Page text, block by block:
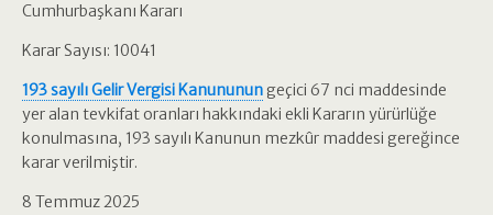
Cumhurbaşkanı Kararı
Karar Sayısı: 10041
193 sayılı Gelir Vergisi Kanununungeçici 67 nci maddesinde
yer alan tevkifat oranları hakkındaki ekli Kararın yürürlüğe
konulmasına, 193 sayılı Kanunun mezkûr maddesi gereğince
karar verilmiştir.
8 Temmuz 2025